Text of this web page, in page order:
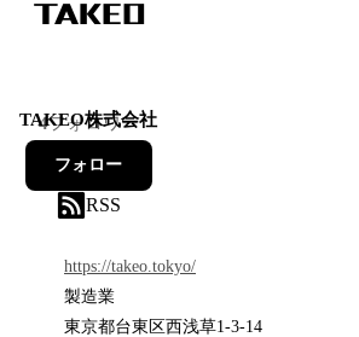
TAKEO株式会社
4フォロワー
フォロー
RSS
https://takeo.tokyo/
製造業
東京都台東区西浅草1-3-14